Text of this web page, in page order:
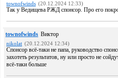
townofwinds (20.12.2024 12:33)
Так у Ведищева РЖД спонсор. Про его
townofwinds Виктор
nikolat (20.12.2024 12:34)
Спонсор всё-таки не папа, руководство
захотеть результатов, ну или просто не
всё-таки больше